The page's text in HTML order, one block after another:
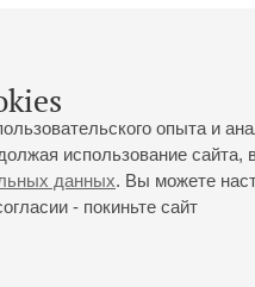
опыта и
использование сайта,
данных. Вы можете
- покиньте сайт
Часы работы кассы Большого зала: с